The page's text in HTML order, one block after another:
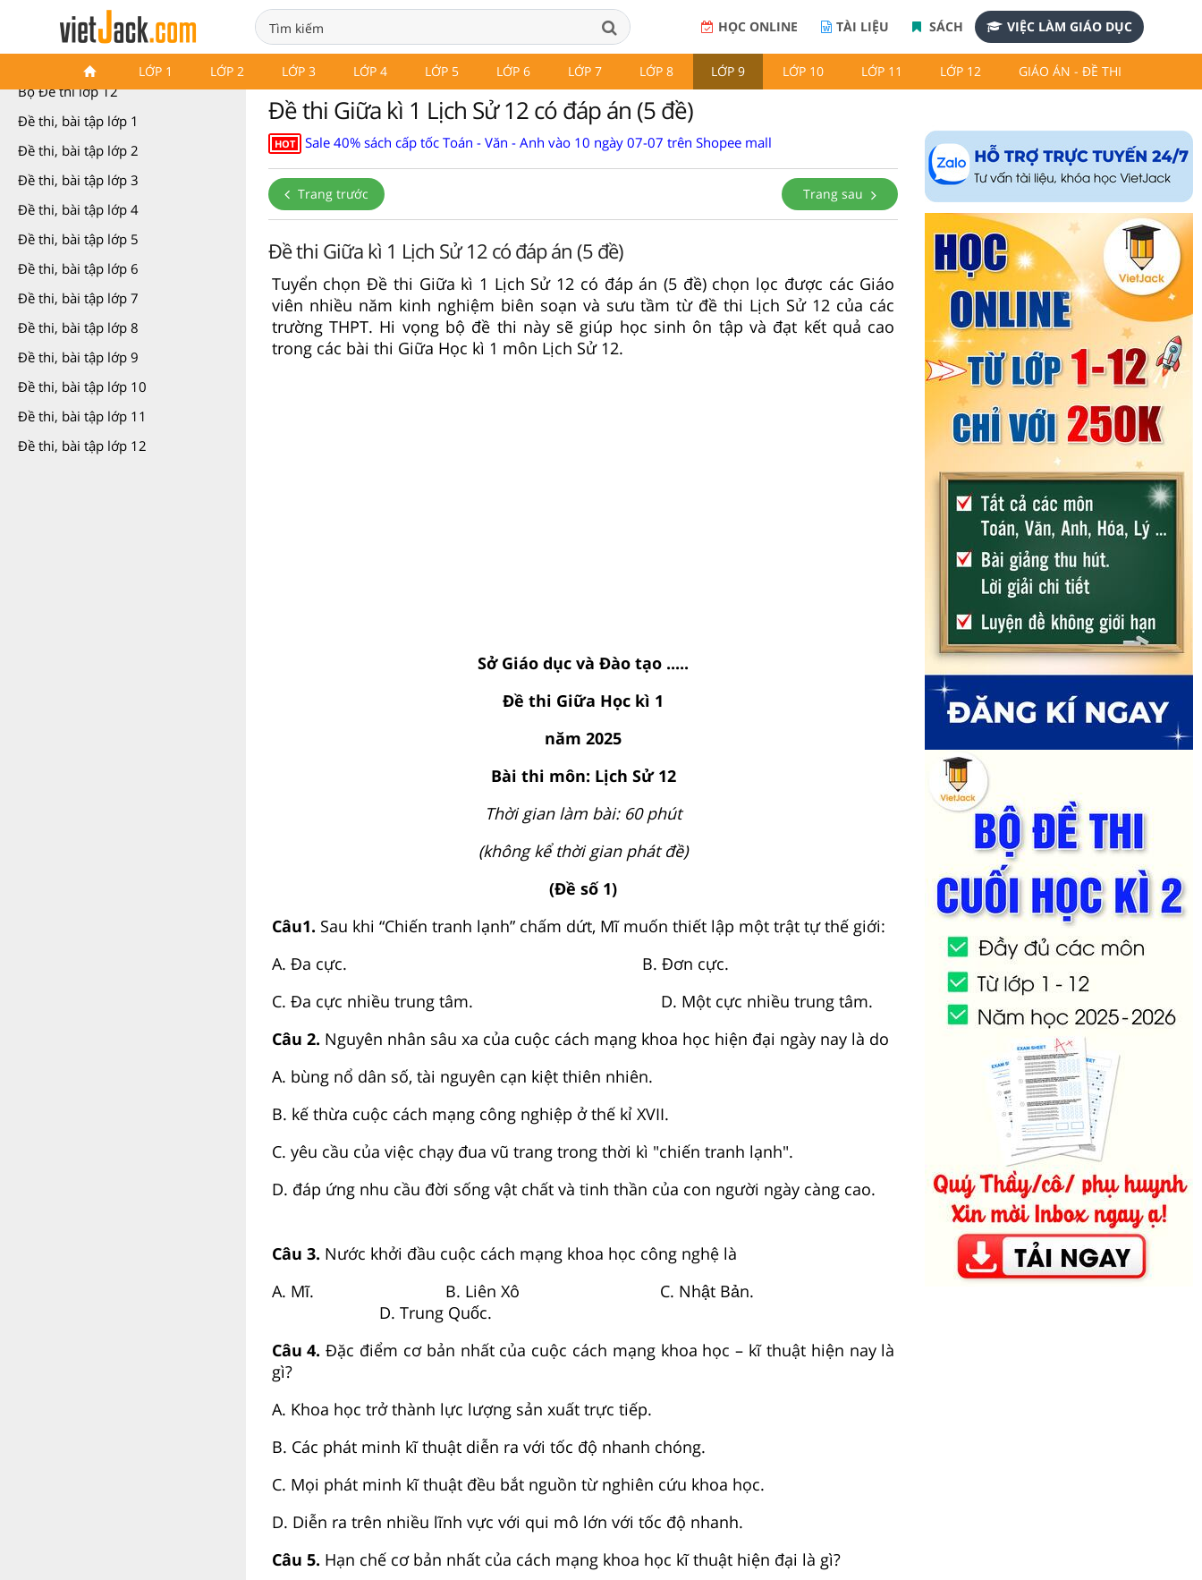
HỌC ONLINE TÀI LIỆU SÁCH VIỆC LÀM GIÁO DỤC
LỚP 1 LỚP 2 LỚP 3 LỚP 4 LỚP 5 LỚP 6 LỚP 7 LỚP 8 LỚP 9 LỚP 10 LỚP 11 LỚP 12 GIÁO ÁN - ĐỀ THI
Bộ Đề thi lớp 12
Bộ Đề thi lớp 12
Đề thi, bài tập lớp 1
Đề thi, bài tập lớp 2
Đề thi, bài tập lớp 3
Đề thi, bài tập lớp 4
Đề thi, bài tập lớp 5
Đề thi, bài tập lớp 6
Đề thi, bài tập lớp 7
Đề thi, bài tập lớp 8
Đề thi, bài tập lớp 9
Đề thi, bài tập lớp 10
Đề thi, bài tập lớp 11
Đề thi, bài tập lớp 12
Đề thi Giữa kì 1 Lịch Sử 12 có đáp án (5 đề)
HOT Sale 40% sách cấp tốc Toán - Văn - Anh vào 10 ngày 07-07 trên Shopee mall
Trang trước Trang sau
Đề thi Giữa kì 1 Lịch Sử 12 có đáp án (5 đề)
Tuyển chọn Đề thi Giữa kì 1 Lịch Sử 12 có đáp án (5 đề) chọn lọc được các Giáo
viên nhiều năm kinh nghiệm biên soạn và sưu tầm từ đề thi Lịch Sử 12 của các
trường THPT. Hi vọng bộ đề thi này sẽ giúp học sinh ôn tập và đạt kết quả cao
trong các bài thi Giữa Học kì 1 môn Lịch Sử 12.
Sở Giáo dục và Đào tạo .....
Đề thi Giữa Học kì 1
năm 2025
Bài thi môn: Lịch Sử 12
Thời gian làm bài: 60 phút
(không kể thời gian phát đề)
(Đề số 1)
Câu1. Sau khi “Chiến tranh lạnh” chấm dứt, Mĩ muốn thiết lập một trật tự thế giới:
A. Đa cực. B. Đơn cực.
C. Đa cực nhiều trung tâm. D. Một cực nhiều trung tâm.
Câu 2. Nguyên nhân sâu xa của cuộc cách mạng khoa học hiện đại ngày nay là do
A. bùng nổ dân số, tài nguyên cạn kiệt thiên nhiên.
B. kế thừa cuộc cách mạng công nghiệp ở thế kỉ XVII.
C. yêu cầu của việc chạy đua vũ trang trong thời kì "chiến tranh lạnh".
D. đáp ứng nhu cầu đời sống vật chất và tinh thần của con người ngày càng cao.
Câu 3. Nước khởi đầu cuộc cách mạng khoa học công nghệ là
A. Mĩ. B. Liên Xô C. Nhật Bản.
D. Trung Quốc.
Câu 4. Đặc điểm cơ bản nhất của cuộc cách mạng khoa học – kĩ thuật hiện nay là
gì?
A. Khoa học trở thành lực lượng sản xuất trực tiếp.
B. Các phát minh kĩ thuật diễn ra với tốc độ nhanh chóng.
C. Mọi phát minh kĩ thuật đều bắt nguồn từ nghiên cứu khoa học.
D. Diễn ra trên nhiều lĩnh vực với qui mô lớn với tốc độ nhanh.
Câu 5. Hạn chế cơ bản nhất của cách mạng khoa học kĩ thuật hiện đại là gì?